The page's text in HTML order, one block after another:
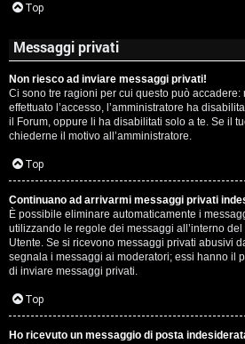
Top
Messaggi privati
Non riesco ad inviare messaggi privati!
Ci sono tre ragioni per cui questo può accadere:
effettuato l’accesso, l’amministratore ha
il Forum, oppure li ha disabilitati solo a te. Se il
chiederne il motivo all’amministratore.
Top
Continuano ad arrivarmi messaggi privati
È possibile eliminare automaticamente i
utilizzando le regole dei messaggi all’interno
Utente. Se si ricevono messaggi privati ​​abusivi
segnala i messaggi ai moderatori; essi hanno il
di inviare messaggi privati​​.
Top
Ho ricevuto un messaggio di posta